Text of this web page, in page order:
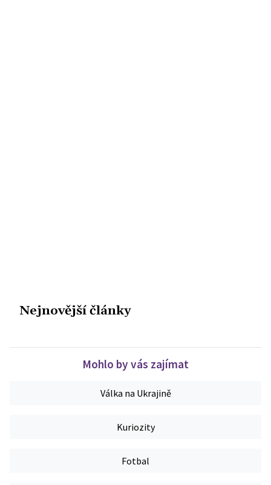
Nejnovější články
Mohlo by vás zajímat
Válka na Ukrajině
Kuriozity
Fotbal